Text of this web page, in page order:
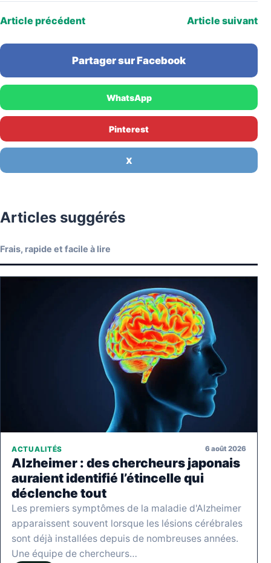
Article précédent Article suivant
Partager sur Facebook
WhatsApp
Pinterest
X
Articles suggérés
Frais, rapide et facile à lire
ACTUALITÉS 6 août 2026
Alzheimer : des chercheurs japonais
auraient identifié l’étincelle qui
déclenche tout
Les premiers symptômes de la maladie d'Alzheimer
apparaissent souvent lorsque les lésions cérébrales
sont déjà installées depuis de nombreuses années.
Une équipe de chercheurs…